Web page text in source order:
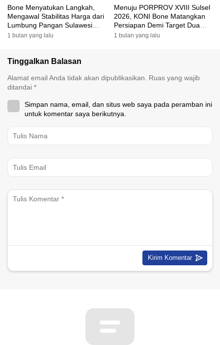
Bone Menyatukan Langkah,
Mengawal Stabilitas Harga dari
Lumbung Pangan Sulawesi
Selatan
1 bulan yang lalu
Menuju PORPROV XVIII Sulsel
2026, KONI Bone Matangkan
Persiapan Demi Target Dua
Besar
1 bulan yang lalu
Tinggalkan Balasan
Alamat email Anda tidak akan dipublikasikan. Ruas yang wajib
ditandai *
Simpan nama, email, dan situs web saya pada peramban ini
untuk komentar saya berikutnya.